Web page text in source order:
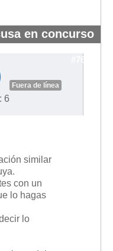
en concurso
#7688
Fuera de línea
6
similar
con un
lo hagas
lo